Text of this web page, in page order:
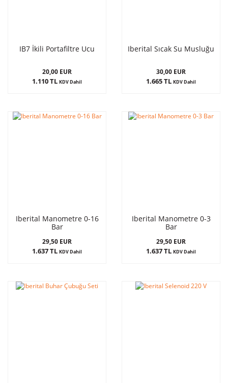
IB7 İkili Portafiltre Ucu
20,00 EUR
1.110 TL KDV Dahil
Iberital Sıcak Su Musluğu
30,00 EUR
1.665 TL KDV Dahil
Iberital Manometre 0-16
Bar
29,50 EUR
1.637 TL KDV Dahil
Iberital Manometre 0-3
Bar
29,50 EUR
1.637 TL KDV Dahil